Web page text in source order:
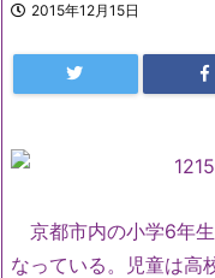
2015年12月15日
京都市内の小学6年
なっている。児童は高